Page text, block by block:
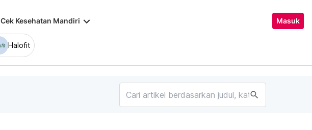
Cek Kesehatan Mandiri keyboard_arrow_down Masuk
Halofit
search